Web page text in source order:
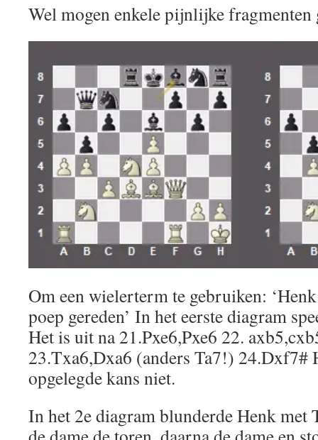
Wel mogen enkele pijnlijke fragmenten
Om een wielerterm te gebruiken:
poep gereden’ In het eerste diagram
Het is uit na 21.Pxe6,Pxe6 22.
23.Txa6,Dxa6 (anders Ta7!) 24.Dxf7#
opgelegde kans niet.
In het 2e diagram blunderde Henk met